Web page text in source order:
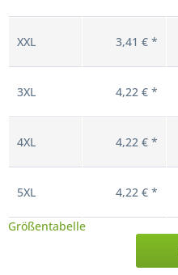
XXL 3,41 € *
3XL 4,22 € *
4XL 4,22 € *
5XL 4,22 € *
Größentabelle